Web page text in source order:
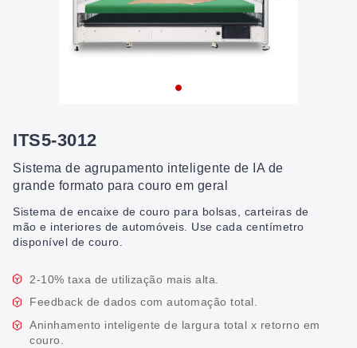
ITS5-3012
Sistema de agrupamento inteligente de IA de
grande formato para couro em geral
Sistema de encaixe de couro para bolsas, carteiras de
mão e interiores de automóveis. Use cada centímetro
disponível de couro.
2-10% taxa de utilização mais alta.
Feedback de dados com automação total.
Aninhamento inteligente de largura total x retorno em
couro.